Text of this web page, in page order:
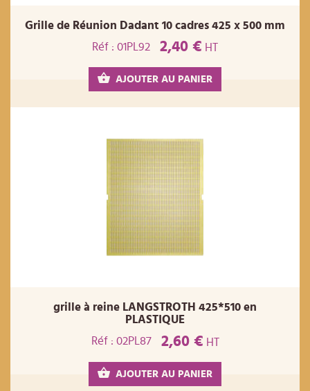
Grille de Réunion Dadant 10 cadres 425 x 500 mm
Réf : 01PL92
2,40 € HT
AJOUTER AU PANIER
grille à reine LANGSTROTH 425*510 en
PLASTIQUE
Réf : 02PL87
2,60 € HT
AJOUTER AU PANIER